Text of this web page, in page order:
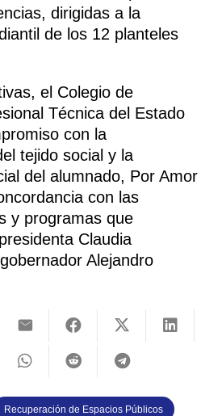
dirigidas a la
de los 12 planteles
el Colegio de
Técnica del Estado
con la
tejido social y la
del alumnado, Por Amor
con las
y programas que
Claudia
Alejandro
Recuperación de Espacios Públicos